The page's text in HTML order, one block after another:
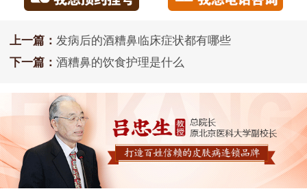
上一篇： 发病后的酒糟鼻临床症状都有哪些
下一篇： 酒糟鼻的饮食护理是什么